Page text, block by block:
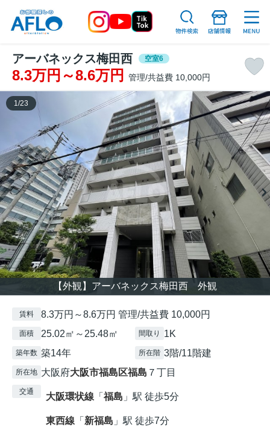
アーバネックス梅田西 空室6
8.3万円～8.6万円 管理/共益費 10,000円
【外観】アーバネックス梅田西 外観
1 /23
賃料 8.3万円～8.6万円 管理/共益費 10,000円
面積 25.02㎡～25.48㎡ 間取り 1K
築年数 築14年 所在階 3階/11階建
所在地 大阪府大阪市福島区福島 ７丁目
交通 大阪環状線 「 福島 」駅 徒歩5分
東西線 「 新福島 」駅 徒歩7分